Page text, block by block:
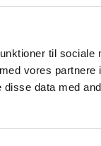
til sociale
vores partnere
data med